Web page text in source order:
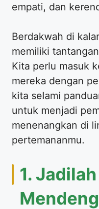
empati, dan
​Berdakwah di
memiliki
Kita perlu masuk
mereka dengan
kita selami
untuk menjadi
menenangkan di
pertemananmu.
​1.